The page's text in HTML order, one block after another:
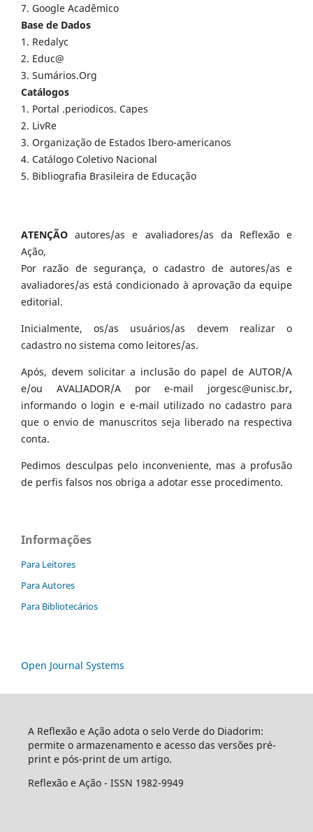
7. Google Acadêmico
Base de Dados
1. Redalyc
2. Educ@
3. Sumários.Org
Catálogos
1. Portal .periodicos. Capes
2. LivRe
3. Organização de Estados Ibero-americanos
4. Catálogo Coletivo Nacional
5. Bibliografia Brasileira de Educação
ATENÇÃO autores/as e avaliadores/as da Reflexão e
Ação,
Por razão de segurança, o cadastro de autores/as e
avaliadores/as está condicionado à aprovação da equipe
editorial.
Inicialmente, os/as usuários/as devem realizar o
cadastro no sistema como leitores/as.
Após, devem solicitar a inclusão do papel de AUTOR/A
e/ou AVALIADOR/A por e-mail jorgesc@unisc.br,
informando o login e e-mail utilizado no cadastro para
que o envio de manuscritos seja liberado na respectiva
conta.
Pedimos desculpas pelo inconveniente, mas a profusão
de perfis falsos nos obriga a adotar esse procedimento.
Informações
Para Leitores
Para Autores
Para Bibliotecários
Open Journal Systems
A Reflexão e Ação adota o selo Verde do Diadorim:
permite o armazenamento e acesso das versões pré-
print e pós-print de um artigo.
Reflexão e Ação - ISSN 1982-9949